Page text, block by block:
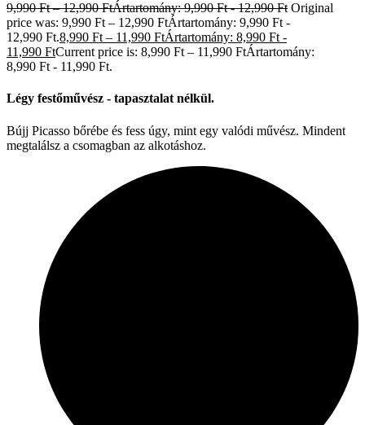
9,990Ft – 12,990FtÁrtartomány: 9,990 Ft - 12,990 Ft Original
price was: 9,990 Ft – 12,990 FtÁrtartomány: 9,990 Ft -
12,990 Ft.8,990 Ft – 11,990 FtÁrtartomány: 8,990 Ft -
11,990 FtCurrent price is: 8,990 Ft – 11,990 FtÁrtartomány:
8,990 Ft - 11,990 Ft.
Légy festőművész - tapasztalat nélkül.
Bújj Picasso bőrébe és fess úgy, mint egy valódi művész. Mindent
megtalálsz a csomagban az alkotáshoz.